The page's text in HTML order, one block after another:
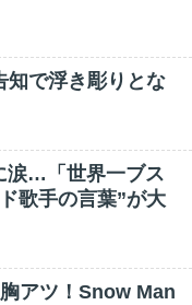
知で浮き彫りとな
涙…「世界一ブス
歌手の言葉”が大
アツ！Snow Man